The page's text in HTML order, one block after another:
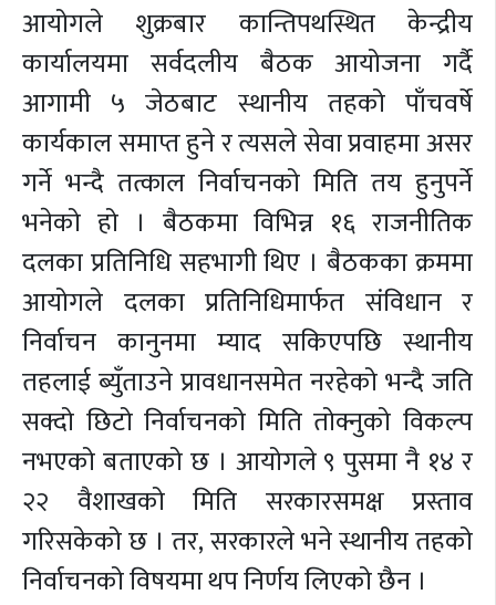
आयोगले शुक्रबार कान्तिपथस्थित केन्द्रीय
कार्यालयमा सर्वदलीय बैठक आयोजना गर्दै
आगामी ५ जेठबाट स्थानीय तहको पाँचवर्षे
कार्यकाल समाप्त हुने र त्यसले सेवा प्रवाहमा असर
गर्ने भन्दै तत्काल निर्वाचनको मिति तय हुनुपर्ने
भनेको हो । बैठकमा विभिन्न १६ राजनीतिक
दलका प्रतिनिधि सहभागी थिए । बैठकका क्रममा
आयोगले दलका प्रतिनिधिमार्फत संविधान र
निर्वाचन कानुनमा म्याद सकिएपछि स्थानीय
तहलाई ब्युँताउने प्रावधानसमेत नरहेको भन्दै जति
सक्दो छिटो निर्वाचनको मिति तोक्नुको विकल्प
नभएको बताएको छ । आयोगले ९ पुसमा नै १४ र
२२ वैशाखको मिति सरकारसमक्ष प्रस्ताव
गरिसकेको छ । तर, सरकारले भने स्थानीय तहको
निर्वाचनको विषयमा थप निर्णय लिएको छैन ।